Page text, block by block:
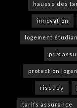
hausse des
innovation
logement
prix
protection
risques
tarifs assurance